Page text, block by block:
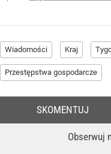
Wiadomości Kraj
Przestępstwa gospodarcze
Obserwuj
SKOMENTUJ